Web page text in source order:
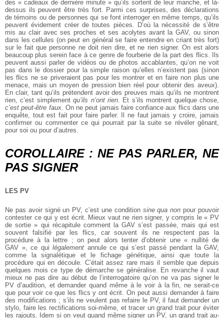
des « cadeaux de dernière minute » qu’ils sortent de leur manche, et là-
dessus ils peuvent être très fort. Parmi ces surprises, des déclarations
de témoins ou de personnes qui se font interroger en même temps, qu’ils
peuvent évidement créer de toutes pièces. D’où la nécessité de s’être
mis au clair avec ses proches et ses acolytes avant la GAV, ou sinon
dans les cellules (on peut en général se faire entendre en criant très fort)
sur le fait que personne ne doit rien dire, et ne rien signer. On est alors
beaucoup plus serein face à ce genre de fourberie de la part des flics. Ils
peuvent aussi parler de vidéos ou de photos accablantes, qu’on ne voit
pas dans le dossier pour la simple raison qu’elles n’existent pas (sinon
les flics ne se priveraient pas pour les montrer et en faire non plus une
menace, mais un moyen de pression bien réel pour obtenir des aveux).
En clair, tant qu’ils prétendent avoir des preuves mais qu’ils ne montrent
rien, c’est simplementqu’ils n’ont rien . Et s’ils montrent quelque chose,
c’est peut-être faux. On ne peut jamais faire confiance aux flics dans une
enquête, tout est fait pour faire parler. Il ne faut jamais y croire, jamais
confirmer ou commenter ce qui pourrait par la suite se révéler gênant,
pour soi ou pour d’autres.
COROLLAIRE : NE PAS PARLER, NE
PAS SIGNER
LES PV
Ne pas avoir signé un PV, c’est une condition sine qua non pour pouvoir
contester ce qui y est écrit. Mieux vaut ne rien signer, y compris le « PV
de sortie » qui récapitule comment la GAV s’est passée, mais qui est
souvent falsifié par les flics, car souvent ils ne respectent pas la
procédure à la lettre ; on peut alors tenter d’obtenir une « nullité de
GAV », ce qui légalement annule ce qui s’est passé pendant la GAV,
comme la signalétique et le fichage génétique, ainsi que toute la
procédure qui en découle. C’était assez rare mais il semble que depuis
quelques mois ce type de démarche se généralise. En revanche il vaut
mieux ne pas dire au début de l’interrogatoire qu’on ne va pas signer le
PV d’audition, et demander quand même à le voir à la fin, ne serait-ce
que pour voir ce que les flics y ont écrit. On peut aussi demander à faire
des modifications ; s’ils ne veulent pas refaire le PV, il faut demander un
stylo, faire les rectifications soi-même, et tracer un grand trait pour éviter
les rajouts. Idem si on veut quand même signer un PV, un grand trait au-